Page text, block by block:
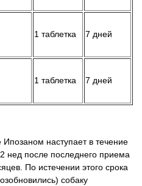
1 таблетка 7 дней
1 таблетка 7 дней
Ипозаном наступает в течение
нед после последнего приема
По истечении этого срока
собаку